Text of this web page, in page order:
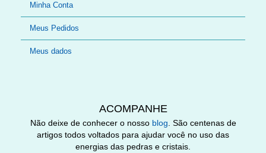
Minha Conta
Meus Pedidos
Meus dados
ACOMPANHE
Não deixe de conhecer o nosso blog. São centenas de
artigos todos voltados para ajudar você no uso das
energias das pedras e cristais.